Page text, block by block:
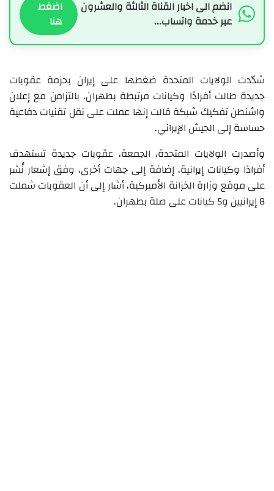
انضم الى اخبار القناة الثالثة والعشرون
عبر خدمة واتساب...
اضغط
هنا
شدّدت الولايات المتحدة ضغطها على إيران بحزمة عقوبات
جديدة طالت أفرادًا وكيانات مرتبطة بطهران، بالتزامن مع إعلان
واشنطن تفكيك شبكة قالت إنها عملت على نقل تقنيات دفاعية
حساسة إلى الجيش الإيراني.
وأصدرت الولايات المتحدة، الجمعة، عقوبات جديدة تستهدف
أفرادًا وكيانات إيرانية، إضافة إلى جهات أخرى، وفق إشعار نُشر
على موقع وزارة الخزانة الأميركية، أشار إلى أن العقوبات شملت
8 إيرانيين و5 كيانات على صلة بطهران.